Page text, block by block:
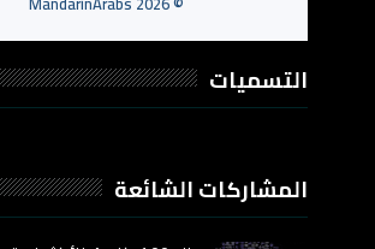
التسميات
المشاركات الشائعة